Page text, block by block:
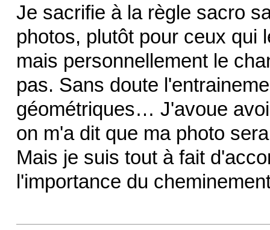
Je sacrifie à la règle sacro
photos, plutôt pour ceux qui
mais personnellement le
pas. Sans doute
géométriques… J'avoue
on m'a dit que ma photo
Mais je suis tout à fait
l'importance du